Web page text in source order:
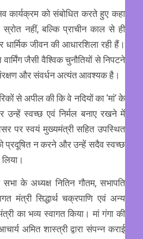
कार्यक्रम को संबोधित करते हुए कहा
नहीं, बल्कि प्राचीन काल से ही
जीवन की आधारशिला रही हैं।
जैसी वैश्विक चुनौतियों से निपटने
और संवर्धन अत्यंत आवश्यक है।
से अपील की कि वे नदियों का ‘मां’ के
उन्हें स्वच्छ एवं निर्मल बनाए रखने में
पर स्वयं मुख्यमंत्री सहित उपस्थित
प्रदूषित न करने और उन्हें सदैव स्वच्छ
के अध्यक्ष नितिन गौतम, सभापति
मंत्री सिद्धार्थ चक्रपाणि एवं अन्य
का भव्य स्वागत किया। मां गंगा की
अमित शास्त्री द्वारा संपन्न कराई